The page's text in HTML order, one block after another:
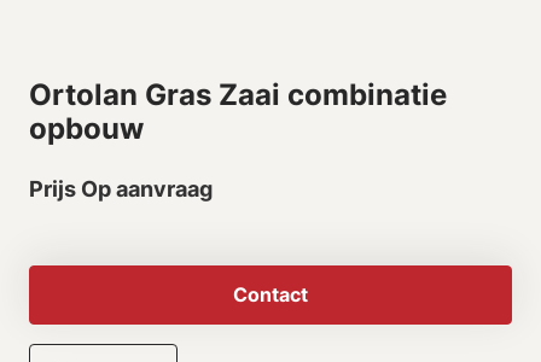
Ortolan Gras Zaai combinatie
opbouw
Prijs Op aanvraag
Contact